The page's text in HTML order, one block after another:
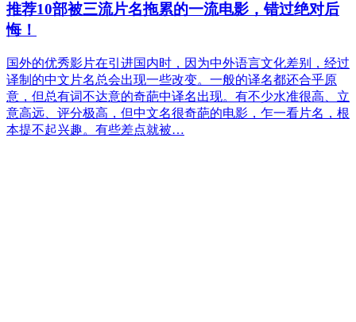
推荐10部被三流片名拖累的一流电影，错过绝对后
悔！
国外的优秀影片在引进国内时，因为中外语言文化差别，经过
译制的中文片名总会出现一些改变。一般的译名都还合乎原
意，但总有词不达意的奇葩中译名出现。有不少水准很高、立
意高远、评分极高，但中文名很奇葩的电影，乍一看片名，根
本提不起兴趣。有些差点就被…